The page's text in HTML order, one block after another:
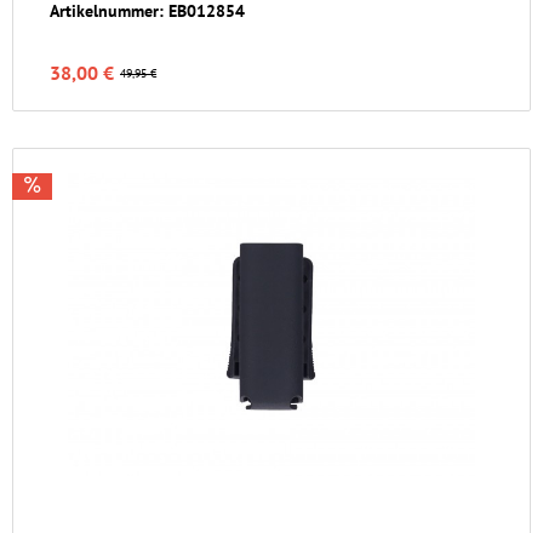
Artikelnummer: EB012854
49,95 €
38,00 €